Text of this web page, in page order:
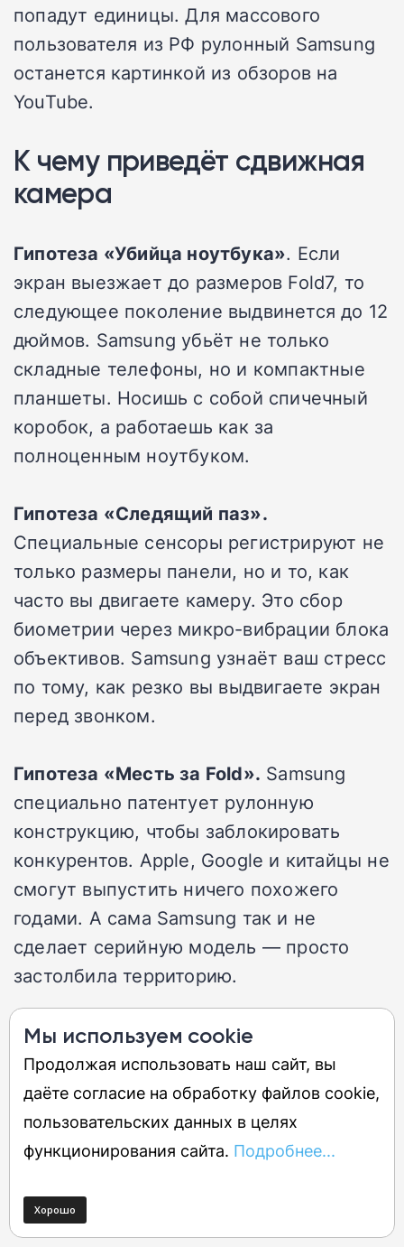
попадут единицы. Для массового
пользователя из РФ рулонный Samsung
останется картинкой из обзоров на
YouTube.
К чему приведёт сдвижная
камера
Гипотеза «Убийца ноутбука». Если
экран выезжает до размеров Fold7, то
следующее поколение выдвинется до 12
дюймов. Samsung убьёт не только
складные телефоны, но и компактные
планшеты. Носишь с собой спичечный
коробок, а работаешь как за
полноценным ноутбуком.
Гипотеза «Следящий паз».
Специальные сенсоры регистрируют не
только размеры панели, но и то, как
часто вы двигаете камеру. Это сбор
биометрии через микро-вибрации блока
объективов. Samsung узнаёт ваш стресс
по тому, как резко вы выдвигаете экран
перед звонком.
Гипотеза «Месть за Fold». Samsung
специально патентует рулонную
конструкцию, чтобы заблокировать
конкурентов. Apple, Google и китайцы не
смогут выпустить ничего похожего
годами. А сама Samsung так и не
сделает серийную модель — просто
застолбила территорию.
Контроль за перемещением и
радиосигналы
Синхронное перемещение объективов и
радиомодулей по сигналам встроенных
датчиков порождает фантастическую
гипотезу о создании динамических
направленных антенн для слежения за
Мы используем cookie
Продолжая использовать наш сайт, вы
даёте согласие на обработку файлов cookie,
пользовательских данных в целях
функционирования сайта. Подробнее...